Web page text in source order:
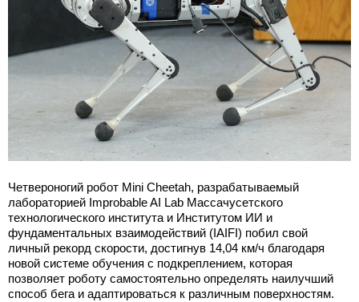
Четвероногий робот Mini Cheetah, разрабатываемый
лабораторией Improbable AI Lab Массачусетского
технологического института и Институтом ИИ и
фундаментальных взаимодействий (IAIFI) побил свой
личный рекорд скорости, достигнув 14,04 км/ч благодаря
новой системе обучения с подкреплением, которая
позволяет роботу самостоятельно определять наилучший
способ бега и адаптироваться к различным поверхностям.